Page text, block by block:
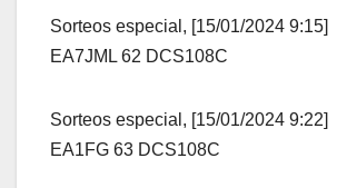
Sorteos especial, [15/01/2024 9:15]
EA7JML 62 DCS108C
Sorteos especial, [15/01/2024 9:22]
EA1FG 63 DCS108C